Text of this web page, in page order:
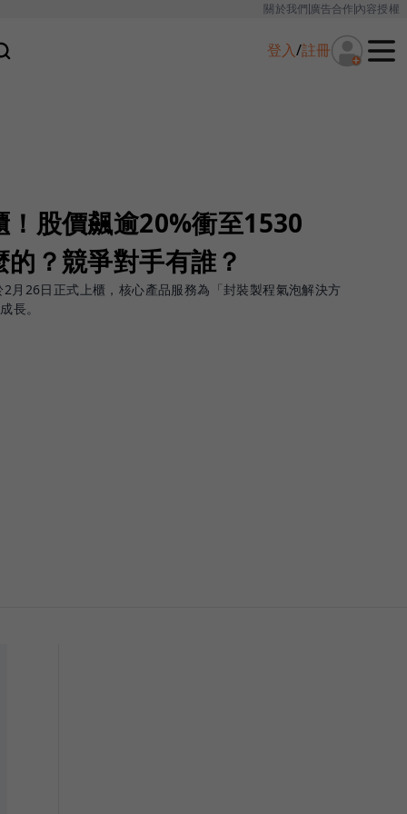
關於我們廣告合作內容授權
登入/註冊
股價飆逾20%衝至1530
？競爭對手有誰？
月26日正式上櫃，核心產品服務為「封裝製程氣泡解決方
長。